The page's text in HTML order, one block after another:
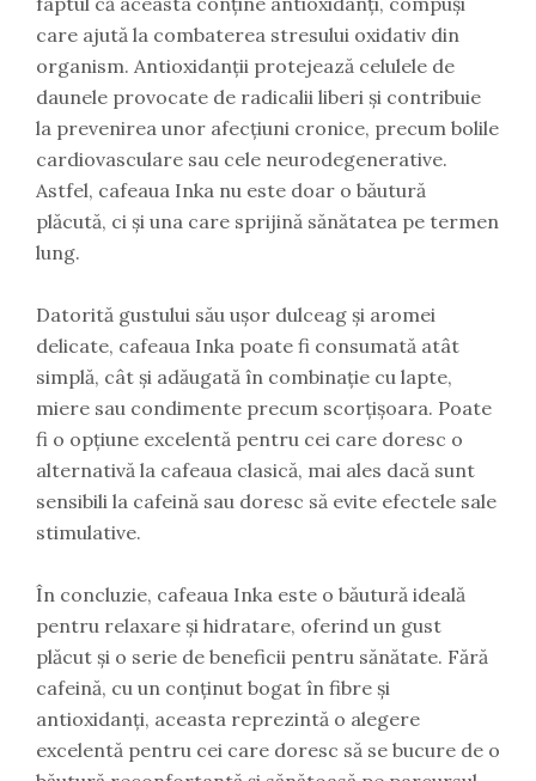
care ajută la combaterea stresului oxidativ din
organism. Antioxidanții protejează celulele de
daunele provocate de radicalii liberi și contribuie
la prevenirea unor afecțiuni cronice, precum bolile
cardiovasculare sau cele neurodegenerative.
Astfel, cafeaua Inka nu este doar o băutură
plăcută, ci și una care sprijină sănătatea pe termen
lung.
Datorită gustului său ușor dulceag și aromei
delicate, cafeaua Inka poate fi consumată atât
simplă, cât și adăugată în combinație cu lapte,
miere sau condimente precum scorțișoara. Poate
fi o opțiune excelentă pentru cei care doresc o
alternativă la cafeaua clasică, mai ales dacă sunt
sensibili la cafeină sau doresc să evite efectele sale
stimulative.
În concluzie, cafeaua Inka este o băutură ideală
pentru relaxare și hidratare, oferind un gust
plăcut și o serie de beneficii pentru sănătate. Fără
cafeină, cu un conținut bogat în fibre și
antioxidanți, aceasta reprezintă o alegere
excelentă pentru cei care doresc să se bucure de o